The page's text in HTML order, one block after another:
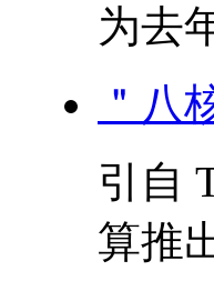
为去
＂八
引自
算推